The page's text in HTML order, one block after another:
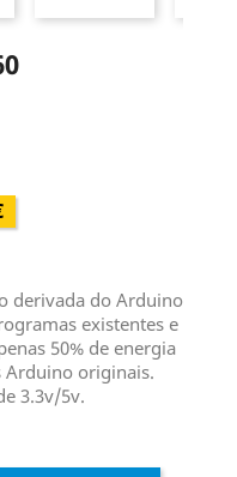
derivada do Arduino
existentes e
50% de energia
Arduino originais.
3.3v/5v.